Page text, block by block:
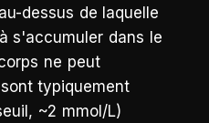
dessus de laquelle
s'accumuler dans le
ne peut
typiquement
~2 mmol/L)